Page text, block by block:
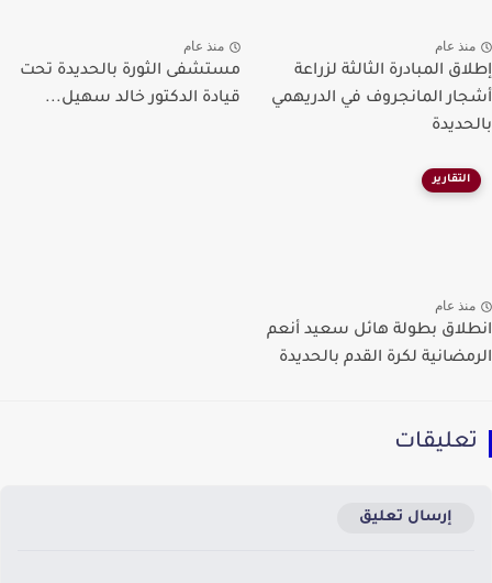
عام
المبادرة الثالثة لزراعة
المانجروف في الدريهمي
منذ عام
مستشفى الثورة بالحديدة تحت
قيادة الدكتور خالد سهيل...
التقارير
عام
بطولة هائل سعيد أنعم
لكرة القدم بالحديدة
إرسال تعليق